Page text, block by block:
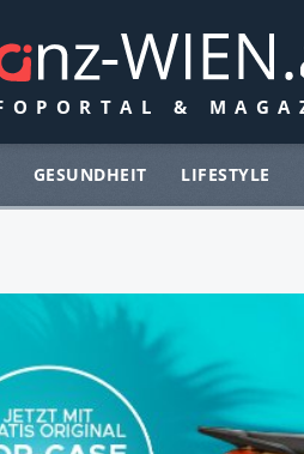
GESUNDHEIT LIFESTYLE